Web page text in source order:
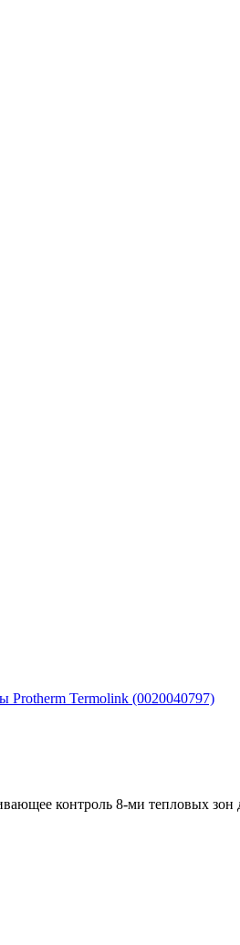
Protherm Termolink (0020040797)
контроль 8-ми тепловых зон